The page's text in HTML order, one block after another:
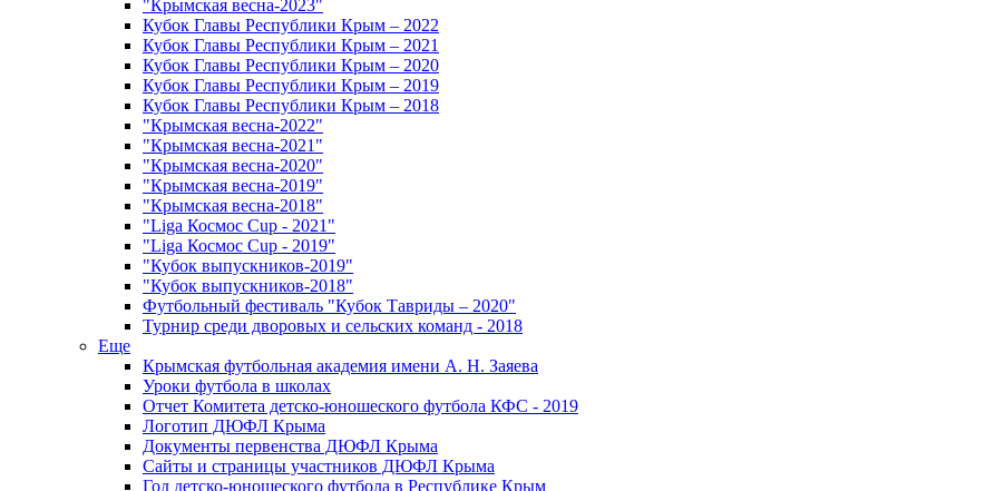
"Крымская весна-2023"
Кубок Главы Республики Крым – 2022
Кубок Главы Республики Крым – 2021
Кубок Главы Республики Крым – 2020
Кубок Главы Республики Крым – 2019
Кубок Главы Республики Крым – 2018
"Крымская весна-2022"
"Крымская весна-2021"
"Крымская весна-2020"
"Крымская весна-2019"
"Крымская весна-2018"
"Liga Космос Cup - 2021"
"Liga Космос Cup - 2019"
"Кубок выпускников-2019"
"Кубок выпускников-2018"
Футбольный фестиваль "Кубок Тавриды – 2020"
Турнир среди дворовых и сельских команд - 2018
Еще
Крымская футбольная академия имени А. Н. Заяева
Уроки футбола в школах
Отчет Комитета детско-юношеского футбола КФС - 2019
Логотип ДЮФЛ Крыма
Документы первенства ДЮФЛ Крыма
Сайты и страницы участников ДЮФЛ Крыма
Год детско-юношеского футбола в Республике Крым